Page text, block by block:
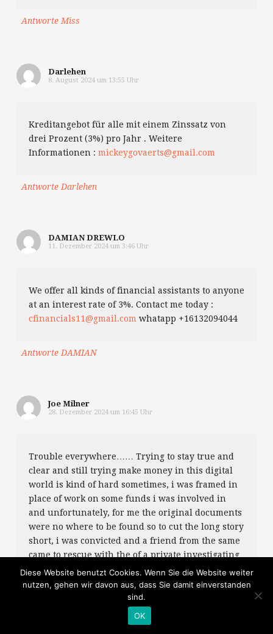
Antworte Miss
Darlehen
8. August 2024 um 13:55 Uhr
Kreditangebot für alle mit einem Zinssatz von
drei Prozent (3%) pro Jahr . Weitere
Informationen : mickeygovaerts@gmail.com
Antworte Darlehen
DAMIAN DREWLO
11. Dezember 2024 um 3:46 Uhr
We offer all kinds of financial assistants to anyone
at an interest rate of 3%. Contact me today :
cfinancials11@gmail.comwhatapp +16132094044
Antworte DAMIAN
Joe Milner
28. Dezember 2024 um 16:45 Uhr
Trouble everywhere…… Trying to stay true and
clear and still trying make money in this digital
world is kind of hard sometimes, i was framed in
place of work on some funds i was involved in
and unfortunately, for me the original documents
were no where to be found so to cut the long story
short, i was convicted and a friend from the same
came to rescue with the of a private investigating
group of premiumhackservices AT gmail DOT com,
and they miraculously came to my aid with the
original document and the real culprits were
apprehended and i was realized and promoted,
premiumhackservices AT gmail DOT com one of
Diese Website benutzt Cookies. Wenn Sie die Website weiter
nutzen, gehen wir davon aus, dass Sie damit einverstanden
sind.
OK